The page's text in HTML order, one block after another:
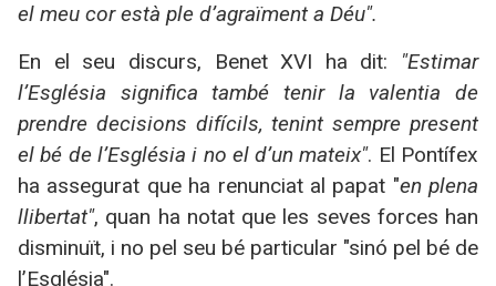
el meu cor està ple d’agraïment a Déu".
En el seu discurs, Benet XVI ha dit: "Estimar
l’Església significa també tenir la valentia de
prendre decisions difícils, tenint sempre present
el bé de l’Església i no el d’un mateix". El Pontífex
ha assegurat que ha renunciat al papat "en plena
llibertat", quan ha notat que les seves forces han
disminuït, i no pel seu bé particular "sinó pel bé de
l’Església".